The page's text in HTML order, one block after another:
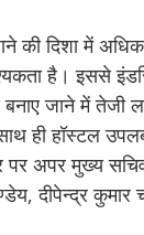
की दिशा में
है। इससे
जाने में तेजी
ही हॉस्टल
अपर मुख्य सचिव
दीपेन्द्र कुमार